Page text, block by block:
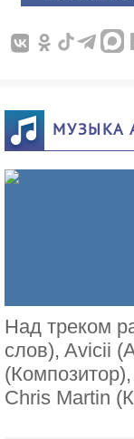
МУЗЫКА
Над треком
слов), Avicii
Chris Martin